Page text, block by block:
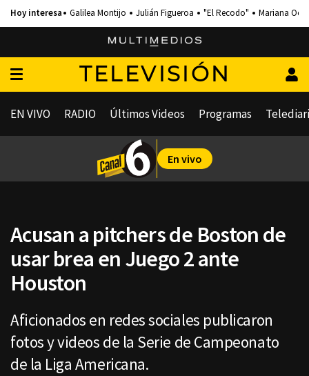
Galilea Montijo Julián Figueroa "El Recodo" Mariana
TELEVISIÓN
EN VIVO RADIO Últimos Videos Programas
En vivo
Acusan a pitchers de Boston de
usar brea en Juego 2 ante
Houston
Aficionados en redes sociales publicaron
fotos y videos de la Serie de Campeonato
de la Liga Americana.